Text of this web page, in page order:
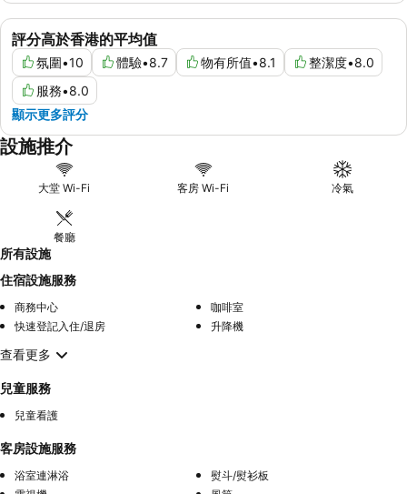
評分高於香港的平均值
氛圍•10 體驗•8.7 物有所值•8.1 整潔度•8.0
服務•8.0
顯示更多評分
設施推介
大堂 Wi-Fi 客房 Wi-Fi 冷氣
餐廳
所有設施
住宿設施服務
商務中心
咖啡室
快速登記入住/退房
升降機
查看更多
兒童服務
兒童看護
客房設施服務
浴室連淋浴
熨斗/熨衫板